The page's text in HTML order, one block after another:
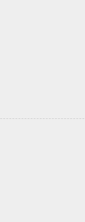
っているため、ク
タイプのカーナ
て日の出・日の入
まったり、冬場は